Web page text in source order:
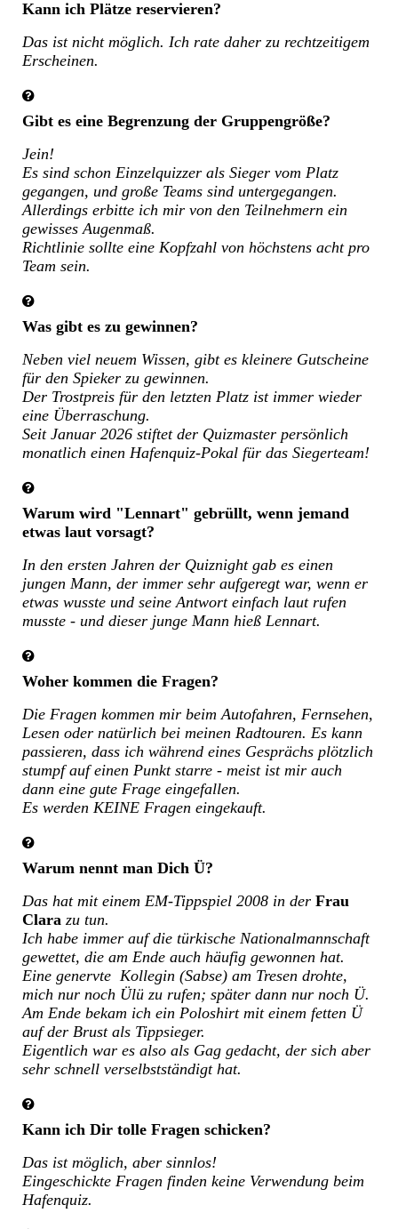
Kann ich Plätze reservieren?
Das ist nicht möglich. Ich rate daher zu rechtzeitigem
Erscheinen.
Gibt es eine Begrenzung der Gruppengröße?
Jein!
Es sind schon Einzelquizzer als Sieger vom Platz
gegangen, und große Teams sind untergegangen.
Allerdings erbitte ich mir von den Teilnehmern ein
gewisses Augenmaß.
Richtlinie sollte eine Kopfzahl von höchstens acht pro
Team sein.
Was gibt es zu gewinnen?
Neben viel neuem Wissen, gibt es kleinere Gutscheine
für den Spieker zu gewinnen.
Der Trostpreis für den letzten Platz ist immer wieder
eine Überraschung.
Seit Januar 2026 stiftet der Quizmaster persönlich
monatlich einen Hafenquiz-Pokal für das Siegerteam!
Warum wird "Lennart" gebrüllt, wenn jemand
etwas laut vorsagt?
In den ersten Jahren der Quiznight gab es einen
jungen Mann, der immer sehr aufgeregt war, wenn er
etwas wusste und seine Antwort einfach laut rufen
musste - und dieser junge Mann hieß Lennart.
Woher kommen die Fragen?
Die Fragen kommen mir beim Autofahren, Fernsehen,
Lesen oder natürlich bei meinen Radtouren. Es kann
passieren, dass ich während eines Gesprächs plötzlich
stumpf auf einen Punkt starre - meist ist mir auch
dann eine gute Frage eingefallen.
Es werden KEINE Fragen eingekauft.
Warum nennt man Dich Ü?
Das hat mit einem EM-Tippspiel 2008 in der Frau
Clara zu tun.
Ich habe immer auf die türkische Nationalmannschaft
gewettet, die am Ende auch häufig gewonnen hat.
Eine genervte Kollegin (Sabse) am Tresen drohte,
mich nur noch Ülü zu rufen; später dann nur noch Ü.
Am Ende bekam ich ein Poloshirt mit einem fetten Ü
auf der Brust als Tippsieger.
Eigentlich war es also als Gag gedacht, der sich aber
sehr schnell verselbstständigt hat.
Kann ich Dir tolle Fragen schicken?
Das ist möglich, aber sinnlos!
Eingeschickte Fragen finden keine Verwendung beim
Hafenquiz.